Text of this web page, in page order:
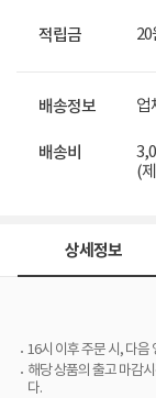
적립금 20
배송정보 업
배송비
(
상세정보
16시 이후 주문 시, 다음
해당 상품의 출고 마감
다.